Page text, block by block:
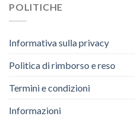
POLITICHE
Informativa sulla privacy
Politica di rimborso e reso
Termini e condizioni
Informazioni